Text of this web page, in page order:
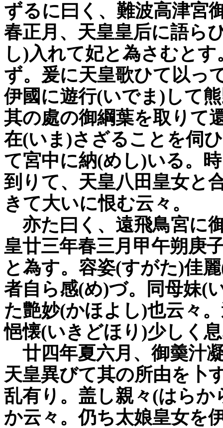
ずるに曰く、難波高津宮
春正月、天皇皇后に語ら
し)入れて妃と為さむと
ず。爰に天皇歌ひて以っ
伊國に遊行(いでま)して
其の處の御綱葉を取りて
在(いま)さざることを伺
て宮中に納(めし)いる。
到りて、天皇八田皇女と
きて大いに恨む云々。
亦た曰く、遠飛鳥宮に
皇廿三年春三月甲午朔庚
と為す。容姿(すがた)佳
者自ら感(め)づ。同母妹(
た艶妙(かほよし)也云々
悒懐(いきどほり)少しく
廿四年夏六月、御羮汁
天皇異びて其の所由を卜
乱有り。盖し親々(はら
か云々。仍ち太娘皇女を